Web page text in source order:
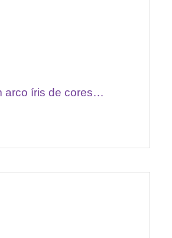
arco íris de cores…